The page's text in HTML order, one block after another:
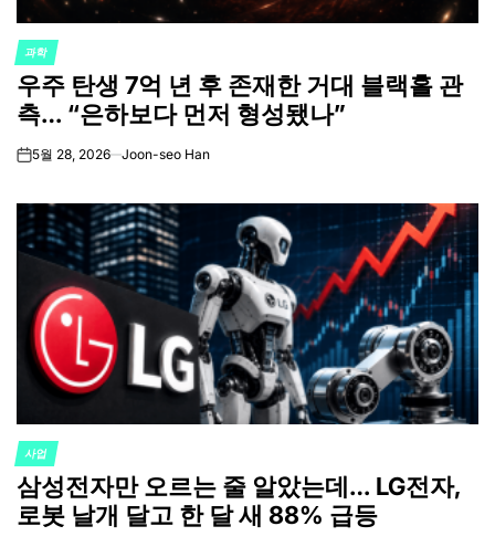
POSTED
IN
과학
우주 탄생 7억 년 후 존재한 거대 블랙홀 관
측… “은하보다 먼저 형성됐나”
on5월 28, 2026 Joon-seo Han
POSTED
IN
사업
삼성전자만 오르는 줄 알았는데… LG전자,
로봇 날개 달고 한 달 새 88% 급등